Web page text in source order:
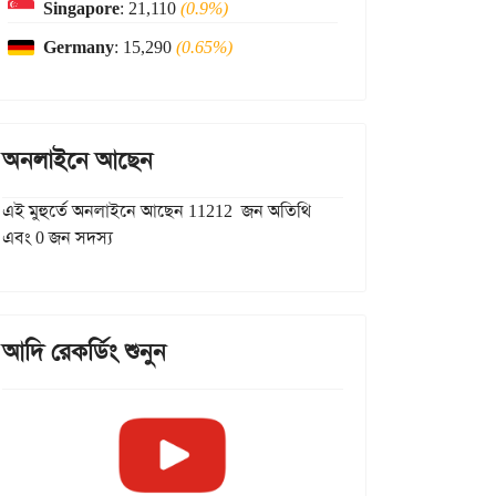
Singapore: 21,110(0.9%)
Germany: 15,290(0.65%)
অনলাইনে আছেন
এই মুহুর্তে অনলাইনে আছেন 11212 জন অতিথি
এবং 0 জন সদস্য
আদি রেকর্ডিং শুনুন